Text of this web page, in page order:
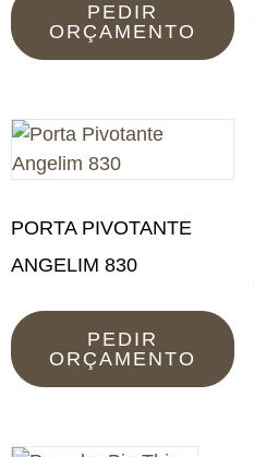
PEDIR
ORÇAMENTO
PORTA PIVOTANTE
ANGELIM 830
PEDIR
ORÇAMENTO